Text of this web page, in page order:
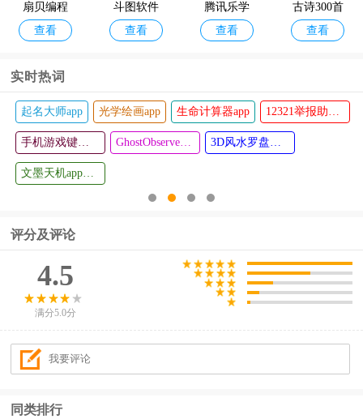
扇贝编程
查看
斗图软件
手机版
查看
腾讯乐学
小鹅官方
查看
古诗300首
大全app
查看
i知否软件
查看
去云吧云
手机
查看
实时热词
12321举报助手app 文墨天机紫薇斗数app 易次元编辑器手机版 闲侠拍立赚app
配音变声器手机版 魔幻粒子浪漫表白
评分及评论
4.5
满分5.0分
同类排行